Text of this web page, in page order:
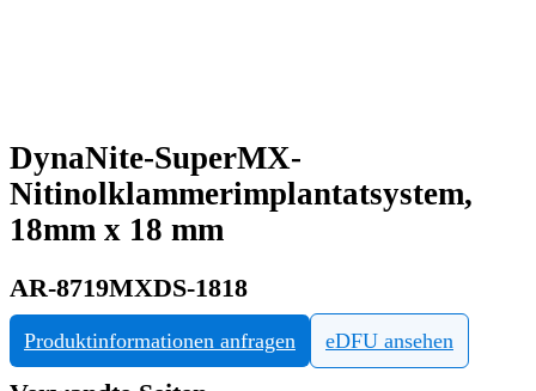
DynaNite-SuperMX-
Nitinolklammerimplantatsystem,
18mm x 18 mm
AR-8719MXDS-1818
Produktinformationen anfragen eDFU ansehen